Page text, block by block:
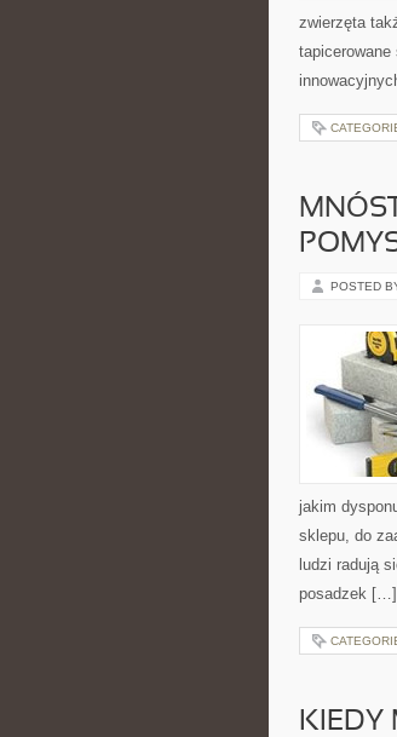
zwierzęta
tapicerowane
POSTED
jakim
sklepu, do
ludzi radują
posadzek […]
KIEDY